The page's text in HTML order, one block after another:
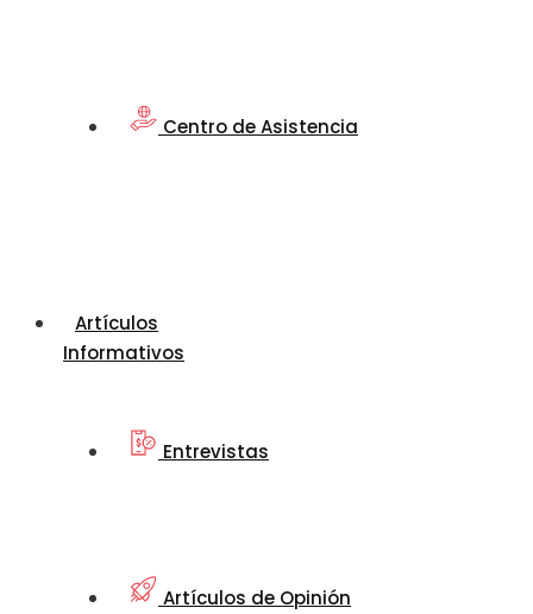
Centro de Asistencia
Artículos
Informativos
Entrevistas
Artículos de Opinión